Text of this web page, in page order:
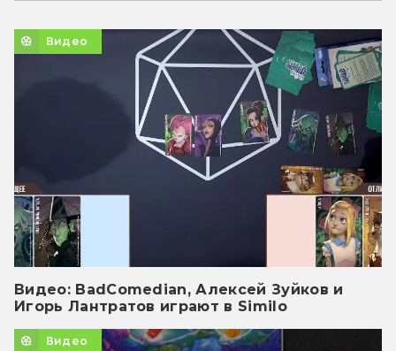
Видео
Видео: BadComedian, Алексей Зуйков и
Игорь Лантратов играют в Similo
Видео